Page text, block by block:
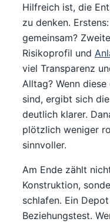
Hilfreich ist, die
zu denken.
gemeinsam?
Risikoprofil und
viel Transparenz
Alltag? Wenn
sind, ergibt sich
deutlich klarer.
plötzlich weniger
sinnvoller.
Am Ende zählt
Konstruktion,
schlafen. Ein
Beziehungstest.